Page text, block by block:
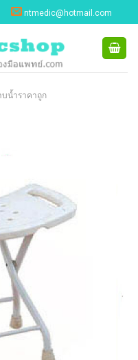
ntmedic@hotmail.com
บน้ำราคาถูก